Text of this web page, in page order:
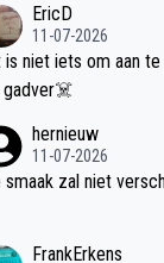
EricD
11-07-2026
is niet iets om aan
lik, gadver☠️
hernieuw
11-07-2026
smaak zal niet
FrankErkens